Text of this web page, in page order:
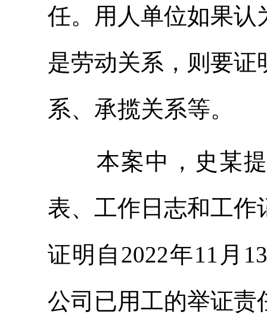
任。用人单位如果认
是劳动关系，则要
系、承揽关系等。
本案中，史某提
表、工作日志和工
证明自2022年11月
公司已用工的举证责